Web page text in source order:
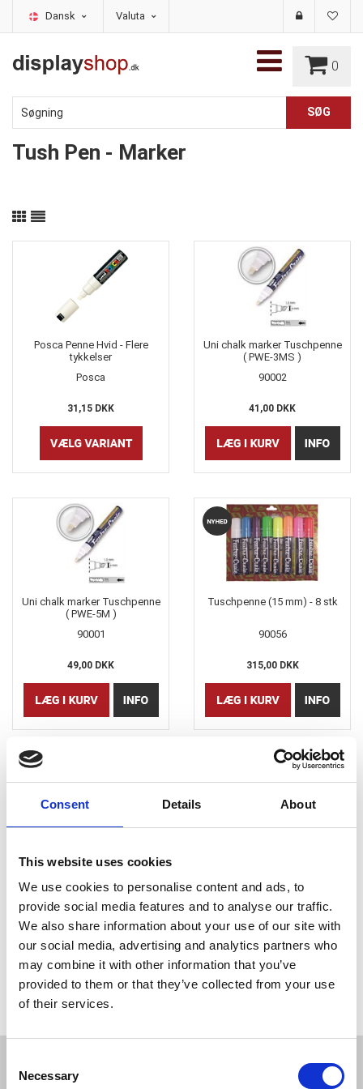
Consent Details About
This website uses cookies
We use cookies to personalise content and ads, to
provide social media features and to analyse our traffic.
We also share information about your use of our site with
our social media, advertising and analytics partners who
may combine it with other information that you’ve
provided to them or that they’ve collected from your use
of their services.
Selection
Necessary
Dansk Valuta
0
Tush Pen - Marker
Posca Penne Hvid - Flere
tykkelser
Posca
31,15 DKK
Uni chalk marker Tuschpenne
( PWE-3MS )
90002
41,00 DKK
Uni chalk marker Tuschpenne
( PWE-5M )
90001
49,00 DKK
Tuschpenne (15 mm) - 8 stk
90056
315,00 DKK
Tuschpenne (6 mm) - 8 stk
90055
198,00 DKK
JL Gruppen Salg/Display ApS